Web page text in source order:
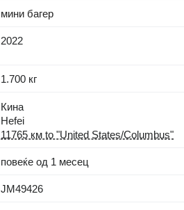
мини багер
2022
1.700 кг
Кина
Hefei
11765 км to "United States/Columbus"
повеќе од 1 месец
JM49426